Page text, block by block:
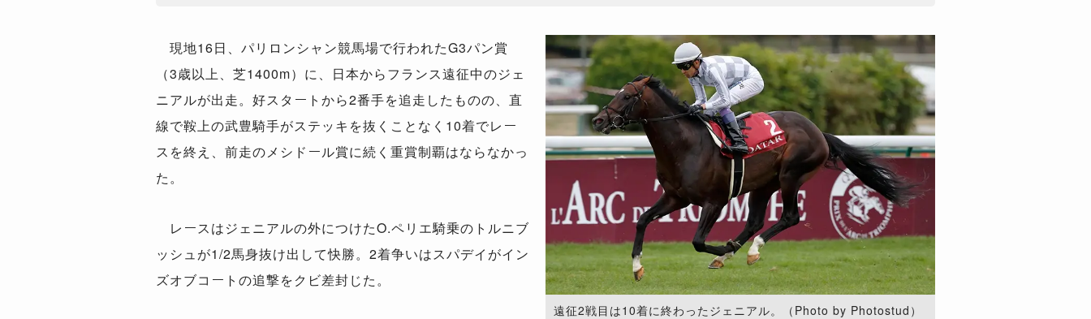
遠征2戦目は10着に終わったジェニアル。（Photo by Photostud）
現地16日、パリロンシャン競馬場で行われたG3パン賞
（3歳以上、芝1400m）に、日本からフランス遠征中のジェ
ニアルが出走。好スタートから2番手を追走したものの、直
線で鞍上の武豊騎手がステッキを抜くことなく10着でレー
スを終え、前走のメシドール賞に続く重賞制覇はならなかっ
た。
レースはジェニアルの外につけたO.ペリエ騎乗のトルニブ
ッシュが1/2馬身抜け出して快勝。2着争いはスパデイがイン
ズオブコートの追撃をクビ差封じた。